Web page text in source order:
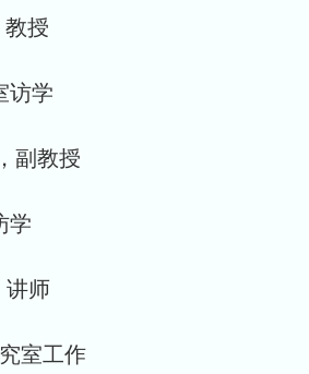
授
访学
副教授
学
讲师
室工作